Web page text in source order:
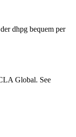
dhpg bequem per
Global. See